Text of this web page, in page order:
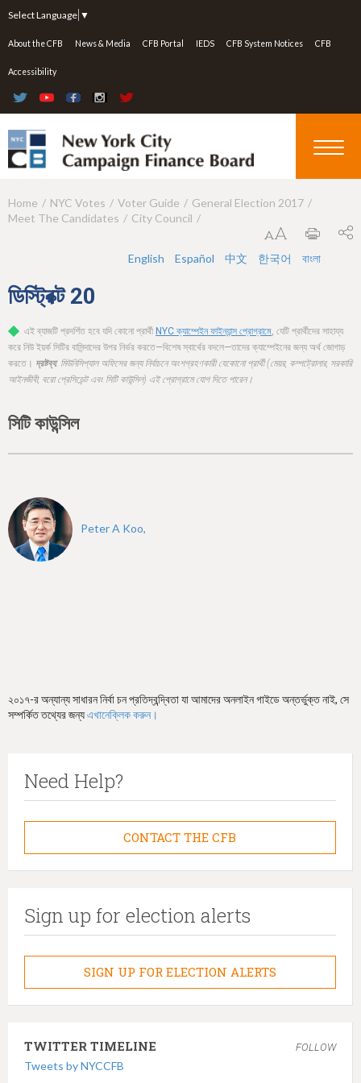
Select Language ▼
About the CFB News & Media CFB Portal IEDS CFB System Notices CFB
Accessibility
Y
a
e
h
r
e
Home NYC Votes Voter Guide
General Election 2017
Meet The Candidates
City Council
English Español 中文 한국어 বাংলা
ডিস্ট্রিক্ট20
এই ব্যাজটি প্রদর্শিত হবে যদি কোনো প্রার্থী NYC ক্যাম্পেইন ফাইন্যান্স প্রোগ্রামে, যেটি প্রার্থীদের সাহায্য
করে নিউ ইয়র্ক সিটির বাসিন্দাদের উপর নির্ভর করতে—বিশেষ স্বার্থের বদলে—তাদের ক্যাম্পেইনের জন্য অর্থ জোগাড়
করতে। দ্রষ্টব্য: মিউনিসিপ্যাল অফিসের জন্য নির্বাচনে অংশগ্রহণকারী যেকোনো প্রার্থী (মেয়র, কম্পট্রোলার, সরকারি
আইনজীবী, বরো প্রেসিডেন্ট এবং সিটি কাউন্সিল) এই প্রোগ্রামে যোগ দিতে পারেন।
সিটি কাউন্সিল
Peter A Koo,
২০১৭-র অন্যান্য সাধারন নির্বা চন প্রতিদ্বন্দ্বিতা যা আমাদের অনলাইন গাইডে অন্তর্ভুক্ত নাই, সে
সম্পর্কিত তথ্যের জন্যএখানেক্লিক করুন।
Need Help?
CONTACT THE CFB
Sign up for election alerts
SIGN UP FOR ELECTION ALERTS
TWITTER TIMELINE FOLLOW
Tweets by NYCCFB